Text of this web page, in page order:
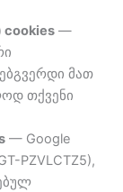
cookies—
მათ
თქვენი
— Google
PZVLCTZ5),